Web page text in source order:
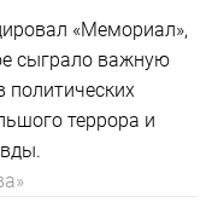
«Мемориал»,
сыграло важную
политических
террора и